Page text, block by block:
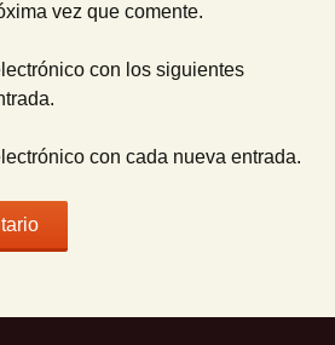
vez que comente.
con los siguientes
con cada nueva entrada.